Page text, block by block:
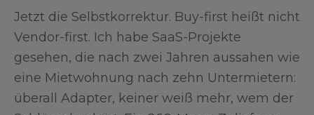
Jetzt die Selbstkorrektur. Buy-first heißt nicht
Vendor-first. Ich habe SaaS-Projekte
gesehen, die nach zwei Jahren aussahen wie
eine Mietwohnung nach zehn Untermietern:
überall Adapter, keiner weiß mehr, wem der